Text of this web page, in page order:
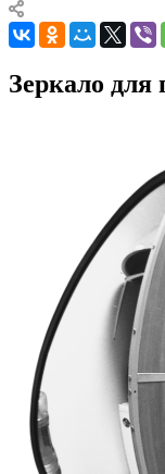
Зеркало для